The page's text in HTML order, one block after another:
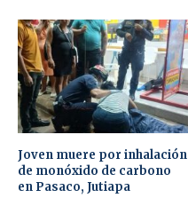
Joven muere por inhalación
de monóxido de carbono
en Pasaco, Jutiapa